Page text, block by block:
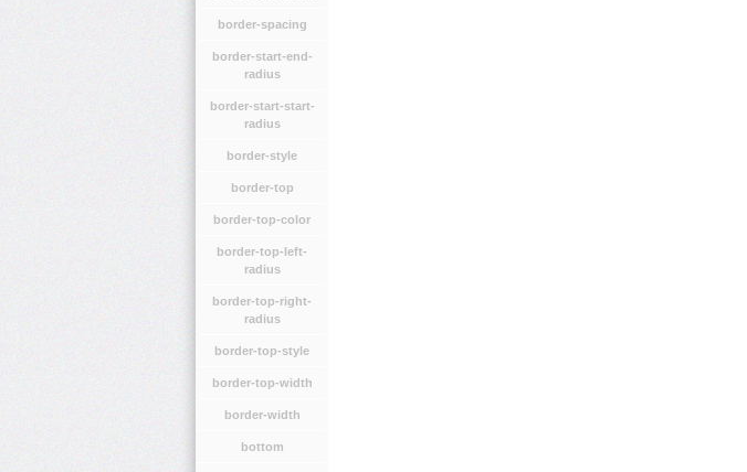
border-spacing
border-start-end-
radius
border-start-start-
radius
border-style
border-top
border-top-color
border-top-left-
radius
border-top-right-
radius
border-top-style
border-top-width
border-width
bottom